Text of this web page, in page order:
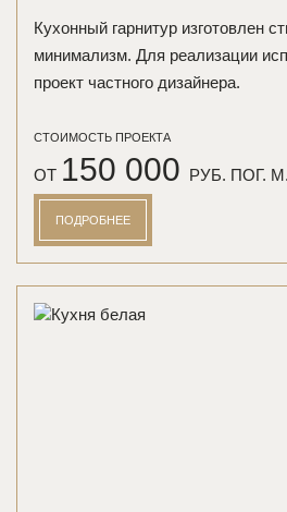
Кухонный гарнитур изготовлен
минимализм. Для реализации
проект частного дизайнера.
СТОИМОСТЬ ПРОЕКТА
ОТ 150 000 РУБ. ПОГ. М.
ПОДРОБНЕЕ